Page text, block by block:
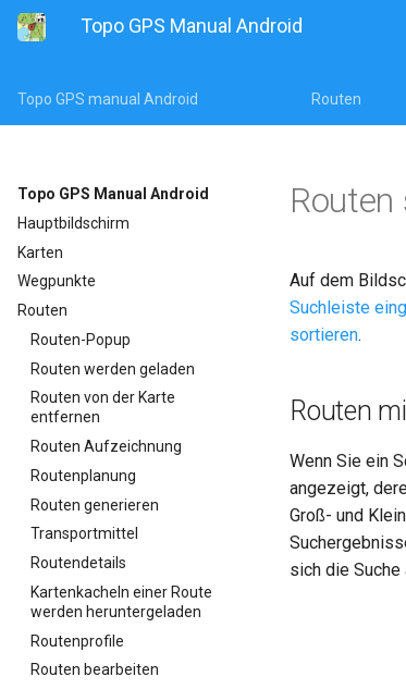
Topo GPS Manual Android
Topo GPS manual Android Routen
Topo GPS Manual Android
Hauptbildschirm
Karten
Wegpunkte
Routen
Routen-Popup
Routen werden geladen
Routen von der Karte
entfernen
Routen Aufzeichnung
Routenplanung
Routen generieren
Transportmittel
Routendetails
Kartenkacheln einer Route
werden heruntergeladen
Routenprofile
Routen bearbeiten
Routen
Auf dem
Suchleiste
sortieren.
Routen
Wenn Sie ein
angezeigt,
Groß- und
sich die